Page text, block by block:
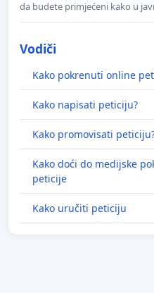
da budete primjećeni kako u
Vodiči
Kako pokrenuti online
Kako napisati peticiju?
Kako promovisati
Kako doći do medijske
peticije
Kako uručiti peticiju